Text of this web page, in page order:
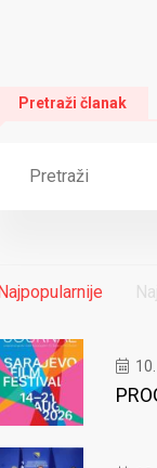
Pretraži članak